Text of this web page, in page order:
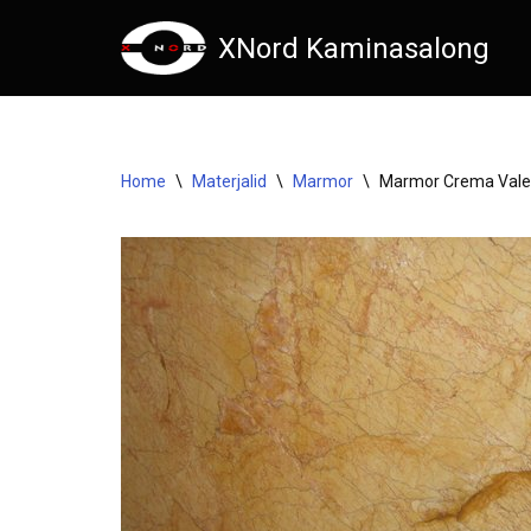
to
XNord Kaminasalong
Home \ Materjalid \ Marmor \ Marmor Crema